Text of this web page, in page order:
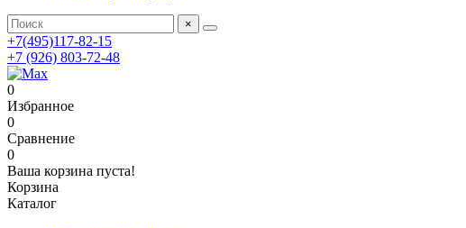
×
+7(495)117-82-15
+7 (926) 803-72-48
0
Избранное
0
Сравнение
0
Ваша корзина пуста!
Корзина
Каталог